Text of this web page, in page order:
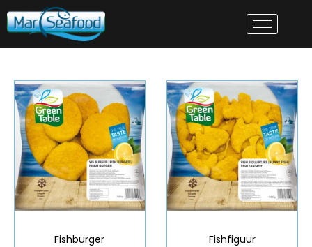
Fishburger Fishfiguur